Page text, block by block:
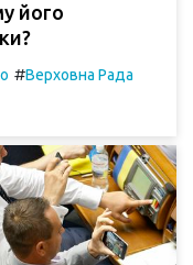
його
#Верховна Рада